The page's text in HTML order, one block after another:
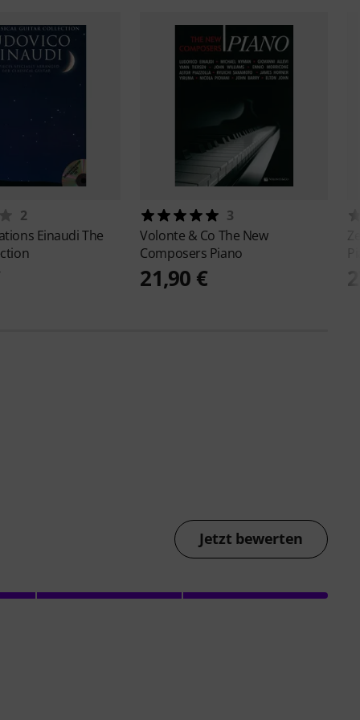
2
Einaudi The
3
Volonte & Co The New
Composers Piano
21,90 €
Jetzt bewerten